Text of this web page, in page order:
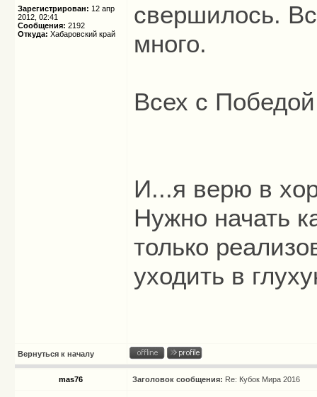
Зарегистрирован: 12 апр
2012, 02:41
Сообщения: 2192
Откуда: Хабаровский край
свершилось.
много.
Всех с
И...я верю в
Нужно начать
только
уходить в
Вернуться к началу
mas76 Заголовок сообщения: Re: Кубок Мира 2016